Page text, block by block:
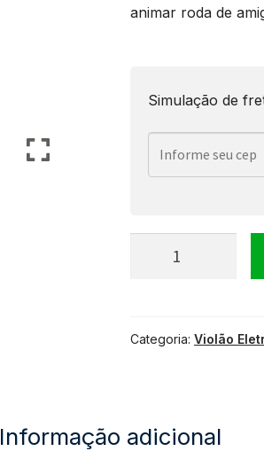
animar roda de
Simulação de
Violão
Hofma
240
Categoria: Violão
Informação adicional